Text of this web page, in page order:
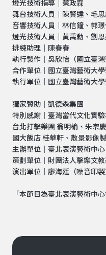
燈光技術指導｜蔡政霖
舞台技術人員｜陳賢達、毛
音響技術人員｜林信鐘、郭
燈光技術人員｜黃禹勳、劉
排練助理｜陳春春
執行製作｜吳欣怡（國立臺
合作單位｜國立臺灣藝術大
執行單位｜國立臺灣藝術大
獨家贊助｜凱德森集團
特別感謝｜臺灣當代文化實
台北打擊樂團 翁明榆、朱宗
國大飯店 桂華軒、散景影像
主辦單位｜臺北表演藝術中心
策劃單位｜財團法人擊樂文
演出單位｜廖海廷（噪音印
「本節目為臺北表演藝術中